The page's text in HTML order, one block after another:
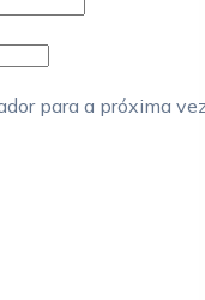
para a próxima